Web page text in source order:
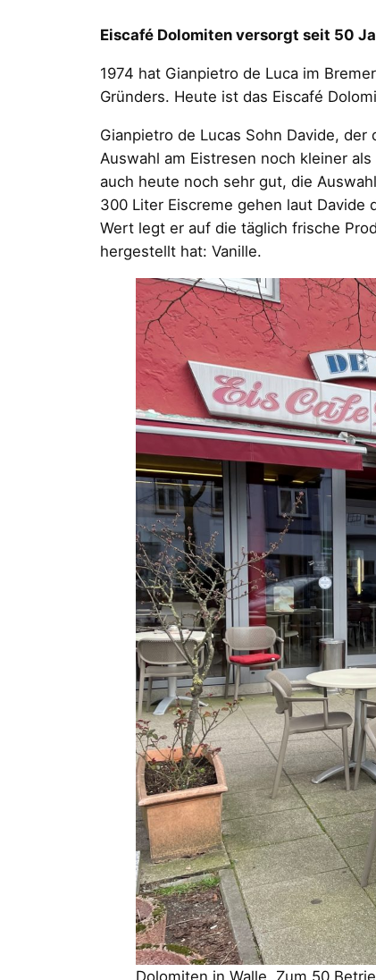
Eiscafé Dolomiten versorgt seit 50
1974 hat Gianpietro de Luca im
Gründers. Heute ist das Eiscafé
Gianpietro de Lucas Sohn Davide,
Auswahl am Eistresen noch kleiner
auch heute noch sehr gut, die
300 Liter Eiscreme gehen laut Davide
Wert legt er auf die täglich frische
hergestellt hat: Vanille.
Dolomiten in Walle. Zum 50